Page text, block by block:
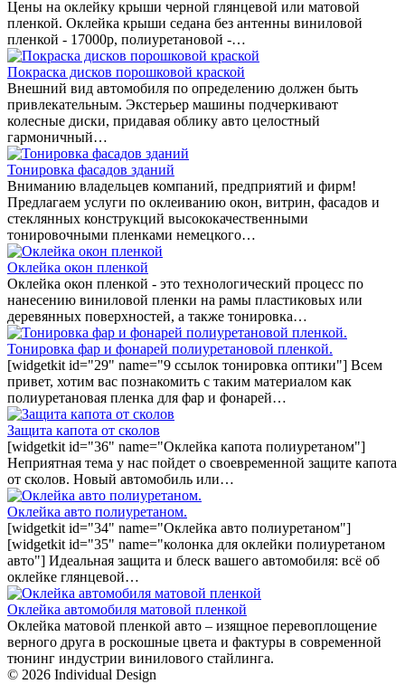
Цены на оклейку крыши черной глянцевой или матовой
пленкой. Оклейка крыши седана без антенны виниловой
пленкой - 17000р, полиуретановой -…
Покраска дисков порошковой краской
Внешний вид автомобиля по определению должен быть
привлекательным. Экстерьер машины подчеркивают
колесные диски, придавая облику авто целостный
гармоничный…
Тонировка фасадов зданий
Вниманию владельцев компаний, предприятий и фирм!
Предлагаем услуги по оклеиванию окон, витрин, фасадов и
стеклянных конструкций высококачественными
тонировочными пленками немецкого…
Оклейка окон пленкой
Оклейка окон пленкой - это технологический процесс по
нанесению виниловой пленки на рамы пластиковых или
деревянных поверхностей, а также тонировка…
Тонировка фар и фонарей полиуретановой пленкой.
[widgetkit id="29" name="9 ссылок тонировка оптики"] Всем
привет, хотим вас познакомить с таким материалом как
полиуретановая пленка для фар и фонарей…
Защита капота от сколов
[widgetkit id="36" name="Оклейка капота полиуретаном"]
Неприятная тема у нас пойдет о своевременной защите капота
от сколов. Новый автомобиль или…
Оклейка авто полиуретаном.
[widgetkit id="34" name="Оклейка авто полиуретаном"]
[widgetkit id="35" name="колонка для оклейки полиуретаном
авто"] Идеальная защита и блеск вашего автомобиля: всё об
оклейке глянцевой…
Оклейка автомобиля матовой пленкой
Оклейка матовой пленкой авто – изящное перевоплощение
верного друга в роскошные цвета и фактуры в современной
тюнинг индустрии винилового стайлинга.
© 2026 Individual Design